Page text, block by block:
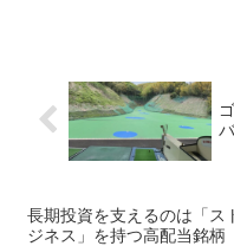
長期投資を支えるのは「ス
ジネス」を持つ高配当銘柄